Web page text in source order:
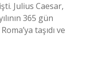
Julius Caesar,
365 gün
taşıdı ve